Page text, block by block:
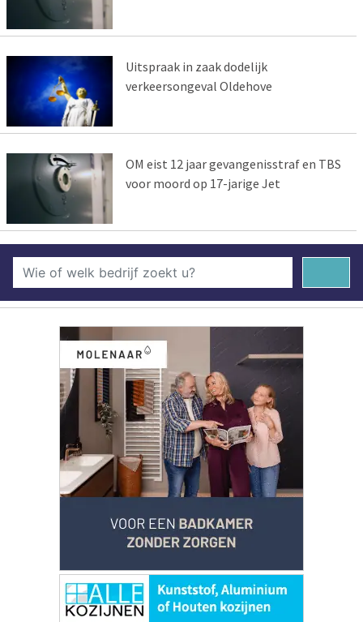
Uitspraak in zaak dodelijk
verkeersongeval Oldehove
OM eist 12 jaar gevangenisstraf en TBS
voor moord op 17-jarige Jet